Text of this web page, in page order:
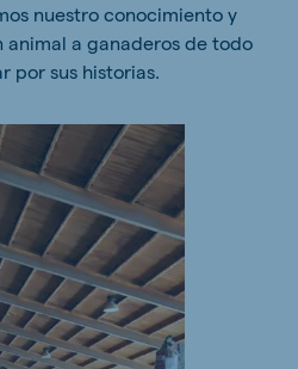
nuestro conocimiento y
a ganaderos de todo
por sus historias.